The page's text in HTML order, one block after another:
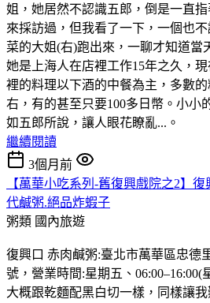
姐，她居然不認識五郎，倒是一直
來採訪過，但我看了一下，一個也
菜的大姐(右)跑出來，一聊才知道當
她是上海人在店裡工作15年之久，
裡的料理以下酒的中餐為主，多數
右，有的甚至只要100多日幣。小小
如五郎所說，讓人眼花瞭亂...。
繼續閱讀
3個月前
【萬華小吃系列-舊復興戲院之2】
代鹹粥.絕品炸蝦子
粥類 國內旅遊
復興口 赤肉鹹粥:臺北市萬華區忠德
號，營業時間:星期五、06:00–16:00(
大概跟乾麵配黑白切一樣，同樣讓